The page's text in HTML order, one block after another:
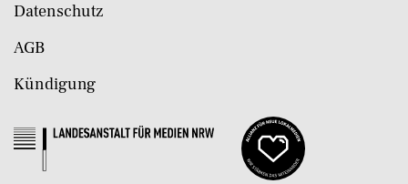
Datenschutz
AGB
Kündigung